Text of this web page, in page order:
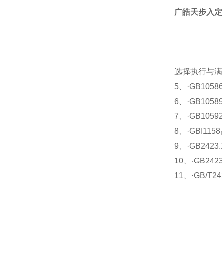
广皓天步入
选择执行与
5、
6、
7、
8、
9、
10、
11、·GB/